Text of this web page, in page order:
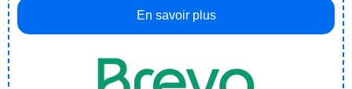
En savoir plus